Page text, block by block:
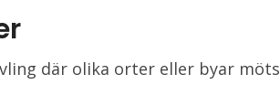
där olika orter eller byar